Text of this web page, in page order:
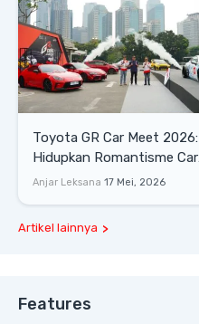
Toyota GR Car Meet 2026:
Hidupkan Romantisme Car
Culture Era 90-an
Anjar Leksana 17 Mei, 2026
Artikel lainnya
Features